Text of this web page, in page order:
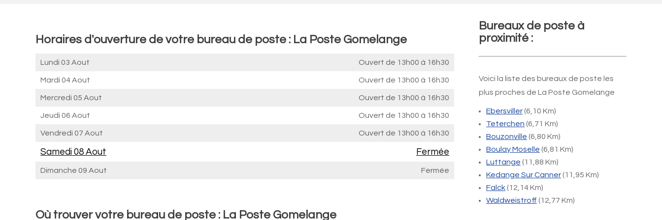
Horaires d'ouverture de votre bureau de poste : La Poste Gomelange
Lundi 03 Aout Ouvert de 13h00 à 16h30
Mardi 04 Aout Ouvert de 13h00 à 16h30
Mercredi 05 Aout Ouvert de 13h00 à 16h30
Jeudi 06 Aout Ouvert de 13h00 à 16h30
Vendredi 07 Aout Ouvert de 13h00 à 16h30
Samedi 08 Aout Fermée
Dimanche 09 Aout Fermée
Où trouver votre bureau de poste : La Poste Gomelange
Bureaux de poste à
proximité :
Voici la liste des bureaux de poste les
plus proches de La Poste Gomelange
Ebersviller(6,10 Km)
Teterchen (6,71 Km)
Bouzonville (6,80 Km)
Boulay Moselle (6,81 Km)
Luttange (11,88 Km)
Kedange Sur Canner(11,95 Km)
Falck(12,14 Km)
Waldweistroff (12,77 Km)